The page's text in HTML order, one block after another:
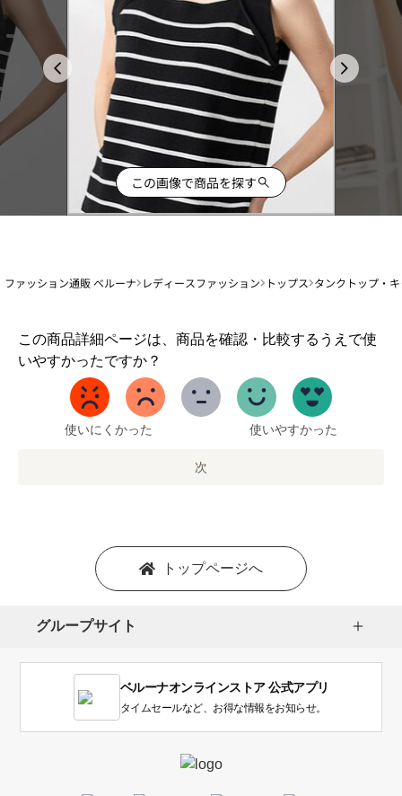
この画像で商品を探す
ファッション通販 ベルーナ レディースファッション トップス タンクトップ・
この商品詳細ページは、商品を確認・比較するうえで使
いやすかったですか？
1
か
い
使いにくかった 使いやすかった
次
トップページへ
グループサイト
ベルーナオンラインストア 公式アプリ
タイムセールなど、お得な情報をお知らせ。